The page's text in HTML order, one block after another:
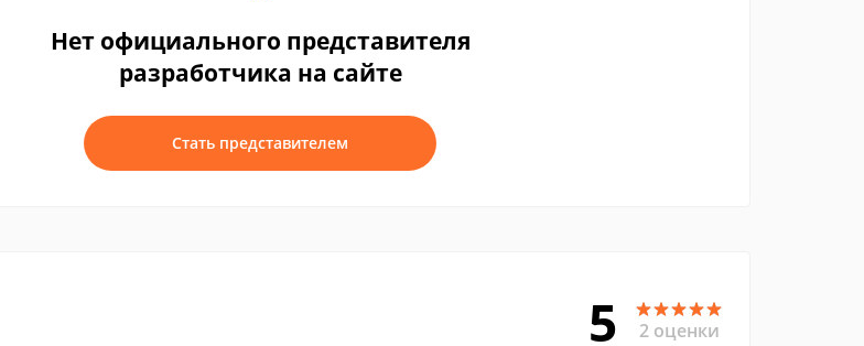
Нет официального представителя
разработчика на сайте
Стать представителем
5 2 оценки